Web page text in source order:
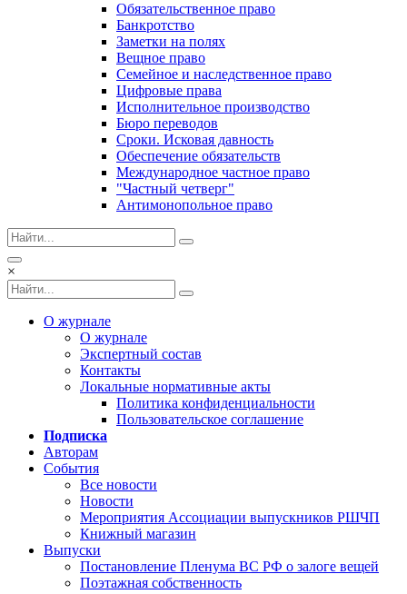
Обязательственное право
Банкротство
Заметки на полях
Вещное право
Семейное и наследственное право
Цифровые права
Исполнительное производство
Бюро переводов
Сроки. Исковая давность
Обеспечение обязательств
Международное частное право
"Частный четверг"
Антимонопольное право
×
О журнале
О журнале
Экспертный состав
Контакты
Локальные нормативные акты
Политика конфиденциальности
Пользовательское соглашение
Подписка
Авторам
Cобытия
Все новости
Новости
Мероприятия Ассоциации выпускников РШЧП
Книжный магазин
Выпуски
Постановление Пленума ВС РФ о залоге вещей
Поэтажная собственность